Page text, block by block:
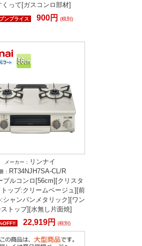
くって[ガスコンロ部材]
ンプライス 900円 (税別)
メーカー： リンナイ
： RT34NJH7SA-CL/R
ブルコンロ[56cm][クリスタ
ップ:クリームベージュ][前
シャンパンメタリック][ワン
ストップ][水無し片面焼]
22,919円 (税別)